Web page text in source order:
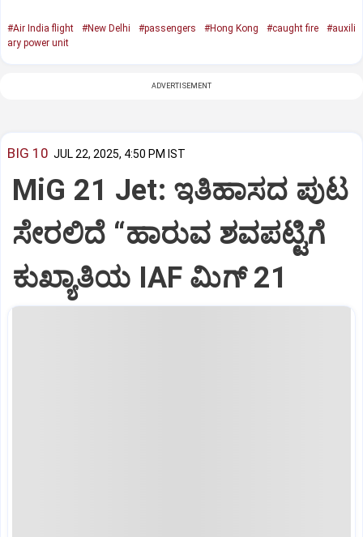
#Air India flight #New Delhi #passengers #Hong Kong #caught fire
#auxili
ary power unit
ADVERTISEMENT
BIG 10 JUL 22, 2025, 4:50 PM IST
MiG 21 Jet: ಇತಿಹಾಸದ ಪುಟ
ಸೇರಲಿದೆ “ಹಾರುವ ಶವಪಟ್ಟಿಗೆ
ಕುಖ್ಯಾತಿಯ IAF ಮಿಗ್‌ 21